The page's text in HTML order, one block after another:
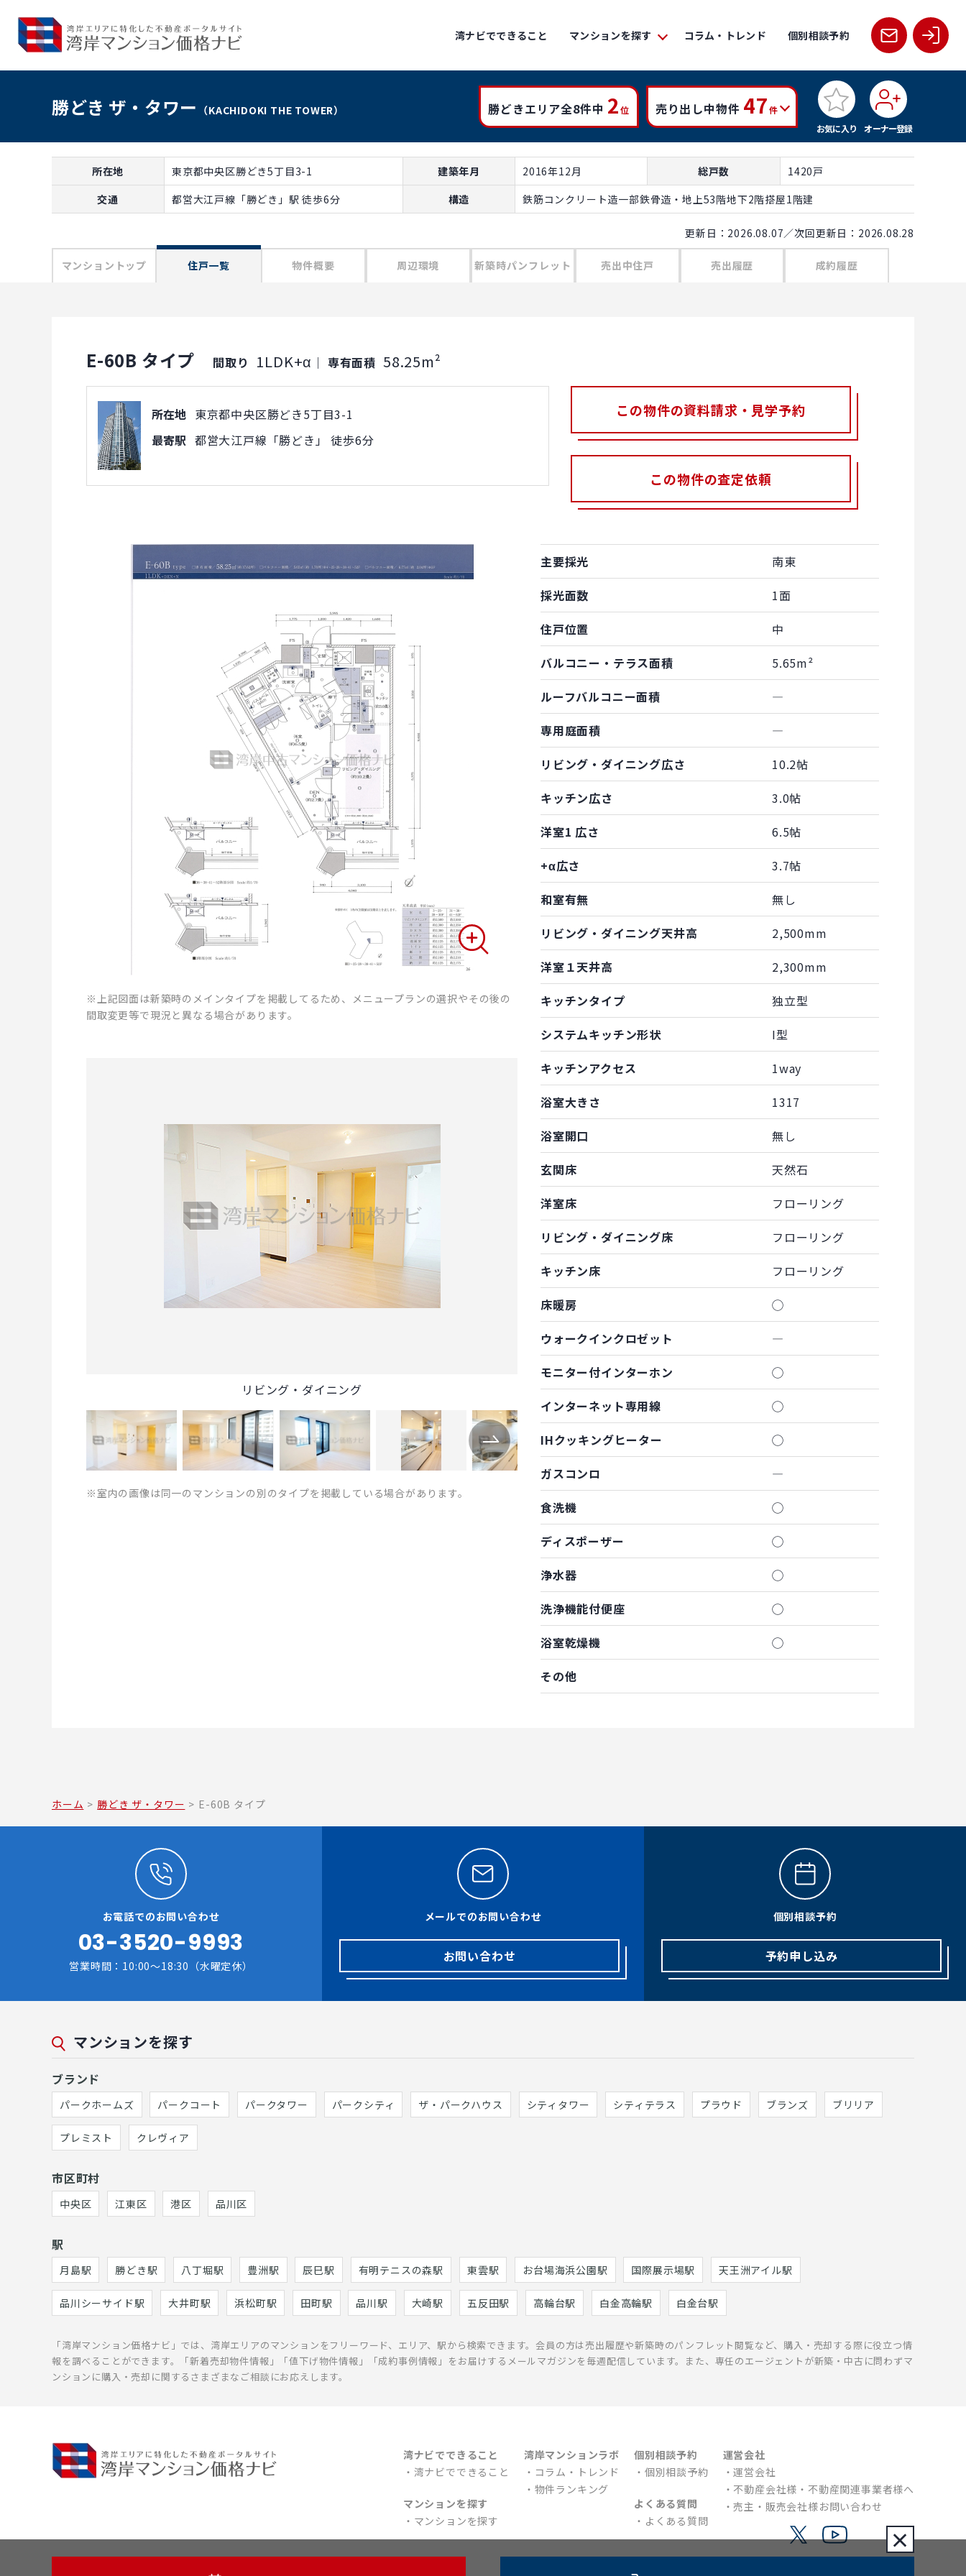
湾ナビでできること マンションを探す コラム・トレンド 個別相談予約
勝どき ザ・タワー （KACHIDOKI THE TOWER） 勝どきエリア全8件中 2位 売り出し中物件 47件
お気に入り
オーナー登録
所在地 東京都中央区勝どき5丁目3-1 建築年月 2016年12月 総戸数
1420戸
交通
都営大江戸線「勝どき」駅 徒歩6分 構造 鉄筋コンクリート造一部鉄骨造・地上53階地下2階搭屋1階建
更新日：2026.08.07／次回更新日：2026.08.28
マンショントップ 住戸一覧 物件概要 周辺環境 新築時パンフレット 売出中住戸 売出履歴 成約履歴
×
E-60B タイプ 間取り 1LDK+α ｜ 専有面積 58.25m²
所在地 東京都中央区勝どき5丁目3-1
最寄駅 都営大江戸線「勝どき」 徒歩6分
この物件の資料請求・見学予約
この物件の査定依頼
※上記図面は新築時のメインタイプを掲載してるため、メニュープランの選択やその後の
間取変更等で現況と異なる場合があります。
リビング・ダイニング
※室内の画像は同一のマンションの別のタイプを掲載している場合があります。
主要採光
南東
採光面数
1面
住戸位置
中
バルコニー・テラス面積
5.65m²
ルーフバルコニー面積
―
専用庭面積
―
リビング・ダイニング広さ
10.2帖
キッチン広さ
3.0帖
洋室1 広さ
6.5帖
+α広さ
3.7帖
和室有無
無し
リビング・ダイニング天井高
2,500mm
洋室１天井高
2,300mm
キッチンタイプ
独立型
システムキッチン形状
I型
キッチンアクセス
1way
浴室大きさ
1317
浴室開口
無し
玄関床
天然石
洋室床
フローリング
リビング・ダイニング床
フローリング
キッチン床
フローリング
床暖房
◯
ウォークインクロゼット
―
モニター付インターホン
◯
インターネット専用線
◯
IHクッキングヒーター
◯
ガスコンロ
―
食洗機
◯
ディスポーザー
◯
浄水器
◯
洗浄機能付便座
◯
浴室乾燥機
◯
その他
ホーム > 勝どき ザ・タワー > E-60B タイプ
お電話でのお問い合わせ
03-3520-9993
営業時間：10:00～18:30（水曜定休）
メールでのお問い合わせ
お問い合わせ
個別相談予約
予約申し込み
マンションを探す
ブランド
パークホームズ パークコート パークタワー パークシティ ザ・パークハウス シティタワー シティテラス プラウド ブランズ ブリリア
プレミスト クレヴィア
市区町村
中央区 江東区 港区 品川区
駅
月島駅 勝どき駅 八丁堀駅 豊洲駅 辰巳駅 有明テニスの森駅 東雲駅 お台場海浜公園駅 国際展示場駅 天王洲アイル駅
品川シーサイド駅 大井町駅 浜松町駅 田町駅 品川駅 大崎駅 五反田駅 高輪台駅 白金高輪駅 白金台駅
「湾岸マンション価格ナビ」では、湾岸エリアのマンションをフリーワード、エリア、駅から検索できます。会員の方は売出履歴や新築時のパンフレット閲覧など、購入・売却する際に役立つ情
報を調べることができます。「新着売却物件情報」「値下げ物件情報」「成約事例情報」をお届けするメールマガジンを毎週配信しています。また、専任のエージェントが新築・中古に問わずマ
ンションに購入・売却に関するさまざまなご相談にお応えします。
湾ナビでできること
湾ナビでできること
マンションを探す
マンションを探す
湾岸マンションラボ
コラム・トレンド
物件ランキング
個別相談予約
個別相談予約
よくある質問
よくある質問
運営会社
運営会社
不動産会社様・不動産関連事業者様へ
売主・販売会社様お問い合わせ